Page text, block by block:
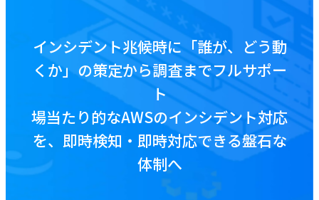
お問い合わせ
インシデント兆候時に「誰が、どう動
くか」の策定から調査までフルサポー
ト
場当たり的なAWSのインシデント対応
を、即時検知・即時対応できる盤石な
体制へ